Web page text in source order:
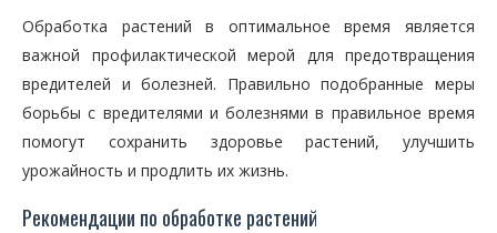
Обработка растений в оптимальное время является
важной профилактической мерой для предотвращения
вредителей и болезней. Правильно подобранные меры
борьбы с вредителями и болезнями в правильное время
помогут сохранить здоровье растений, улучшить
урожайность и продлить их жизнь.
Рекомендации по обработке растений